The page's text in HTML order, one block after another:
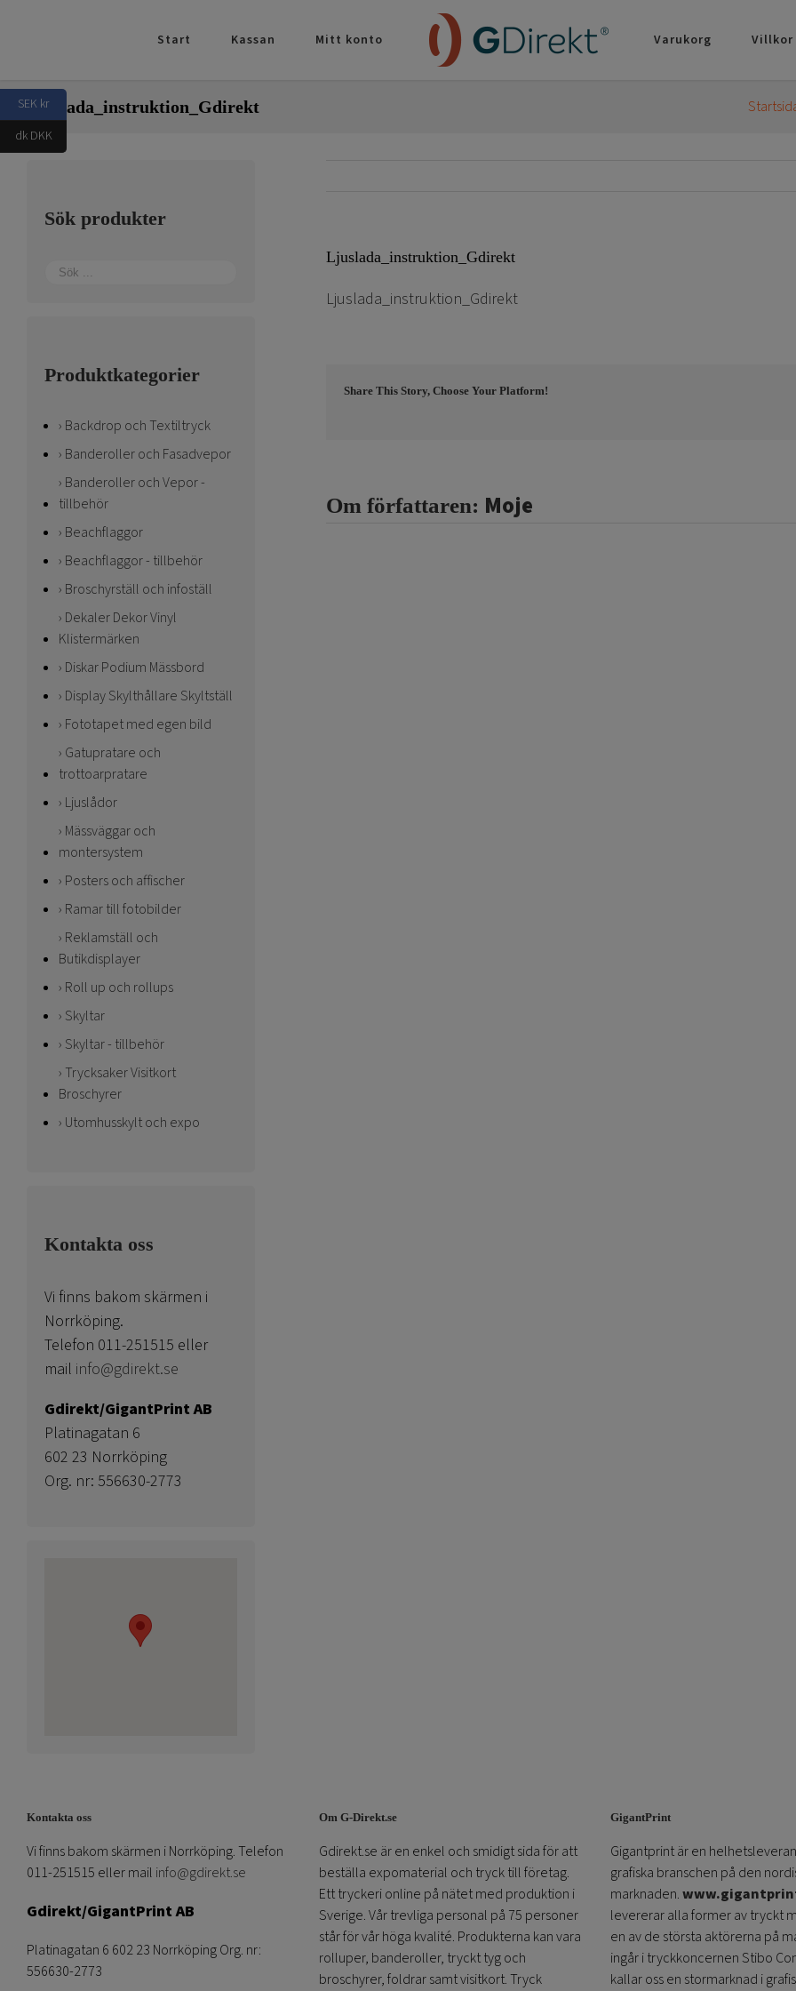
Start Kassan Mitt konto Varukorg Villkor
Ljuslada_instruktion_Gdirekt
Ljuslada_instruktion_Gdirekt
Ljuslada_instruktion_Gdirekt
Share This Story, Choose Your Platform!
Om författaren: Moje
Sök produkter
Produktkategorier
Backdrop och Textiltryck
Banderoller och Fasadvepor
Banderoller och Vepor -
tillbehör
Beachflaggor
Beachflaggor - tillbehör
Broschyrställ och infoställ
Dekaler Dekor Vinyl
Klistermärken
Diskar Podium Mässbord
Display Skylthållare Skyltställ
Fototapet med egen bild
Gatupratare och
trottoarpratare
Ljuslådor
Mässväggar och
montersystem
Posters och affischer
Ramar till fotobilder
Reklamställ och
Butikdisplayer
Roll up och rollups
Skyltar
Skyltar - tillbehör
Trycksaker Visitkort
Broschyrer
Utomhusskylt och expo
Kontakta oss
Vi finns bakom skärmen i
Norrköping.
Telefon 011-251515 eller
mail info@gdirekt.se
Gdirekt/GigantPrint AB
Platinagatan 6
602 23 Norrköping
Org. nr: 556630-2773
Kontakta oss
Vi finns bakom skärmen i Norrköping. Telefon
011-251515 eller mail info@gdirekt.se
Gdirekt/GigantPrint AB
Platinagatan 6 602 23 Norrköping Org. nr:
556630-2773
Om G-Direkt.se
Gdirekt.se är en enkel och smidigt sida för att
beställa expomaterial och tryck till företag.
Ett tryckeri online på nätet med produktion i
Sverige. Vår trevliga personal på 75 personer
står för vår höga kvalité. Produkterna kan vara
rolluper, banderoller, tryckt tyg och
broschyrer, foldrar samt visitkort. Tryck
GigantPrint
Gigantprint är en
grafiska branschen på den
marknaden.
levererar alla former av tryckt
en av de största aktörerna på
ingår i tryckkoncernen Stibo
kallar oss en stormarknad i
SEK kr
dk DKK